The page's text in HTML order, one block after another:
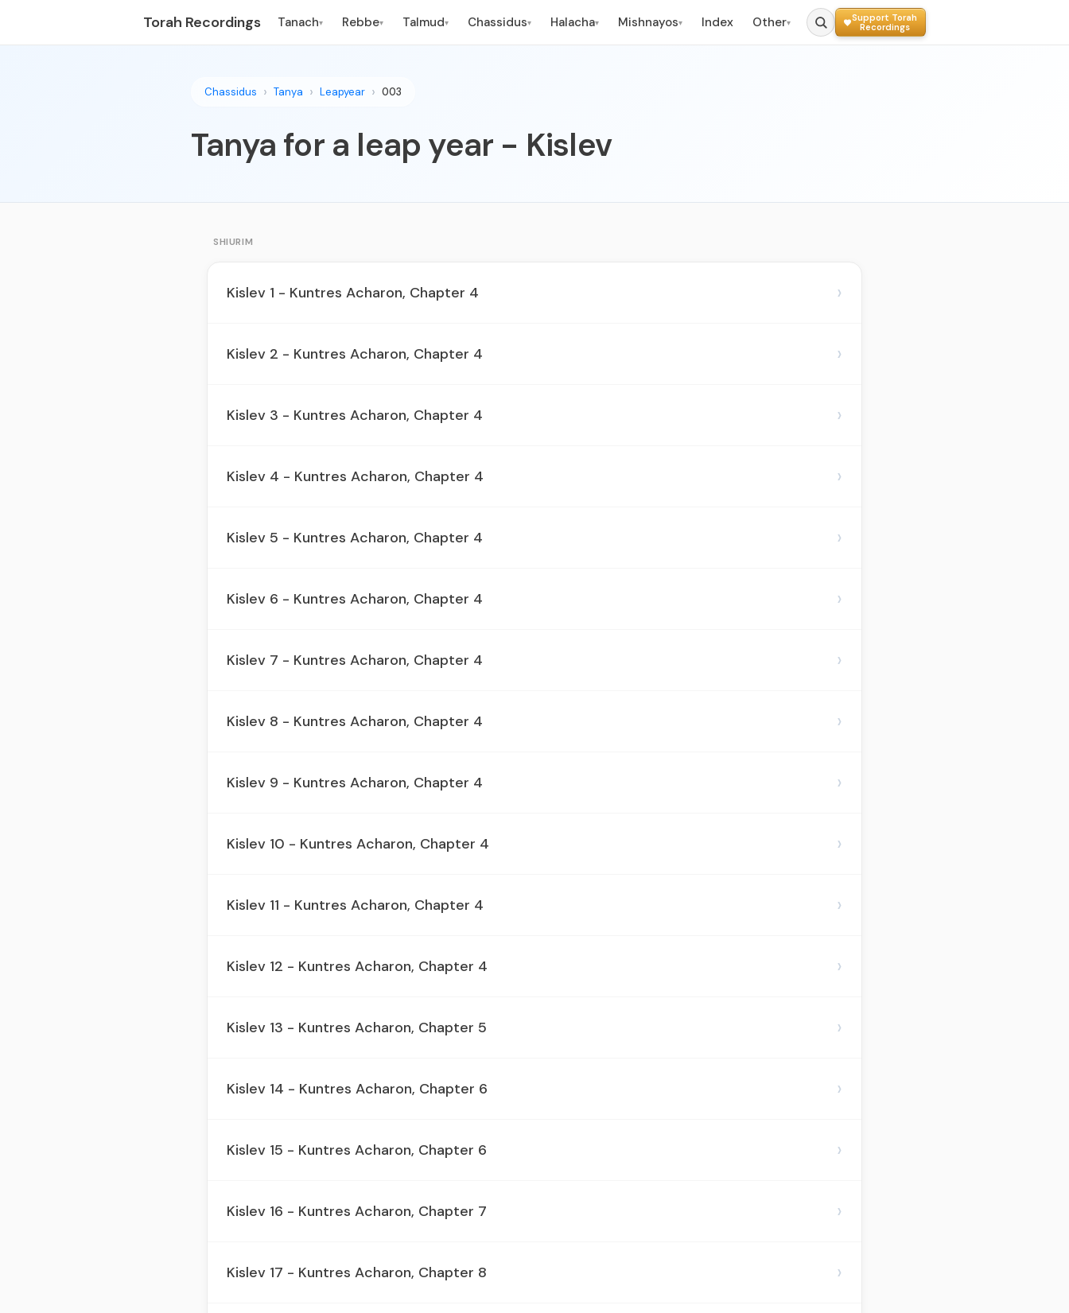
Torah Recordings Tanach▾ Rebbe▾ Talmud▾ Chassidus▾ Halacha▾ Mishnayos▾ Index Other▾
Support Torah
Recordings
Chassidus Tanya Leapyear 003
Tanya for a leap year - Kislev
SHIURIM
Kislev 1 - Kuntres Acharon, Chapter 4 ›
Kislev 2 - Kuntres Acharon, Chapter 4 ›
Kislev 3 - Kuntres Acharon, Chapter 4 ›
Kislev 4 - Kuntres Acharon, Chapter 4 ›
Kislev 5 - Kuntres Acharon, Chapter 4 ›
Kislev 6 - Kuntres Acharon, Chapter 4 ›
Kislev 7 - Kuntres Acharon, Chapter 4 ›
Kislev 8 - Kuntres Acharon, Chapter 4 ›
Kislev 9 - Kuntres Acharon, Chapter 4 ›
Kislev 10 - Kuntres Acharon, Chapter 4 ›
Kislev 11 - Kuntres Acharon, Chapter 4 ›
Kislev 12 - Kuntres Acharon, Chapter 4 ›
Kislev 13 - Kuntres Acharon, Chapter 5 ›
Kislev 14 - Kuntres Acharon, Chapter 6 ›
Kislev 15 - Kuntres Acharon, Chapter 6 ›
Kislev 16 - Kuntres Acharon, Chapter 7 ›
Kislev 17 - Kuntres Acharon, Chapter 8 ›